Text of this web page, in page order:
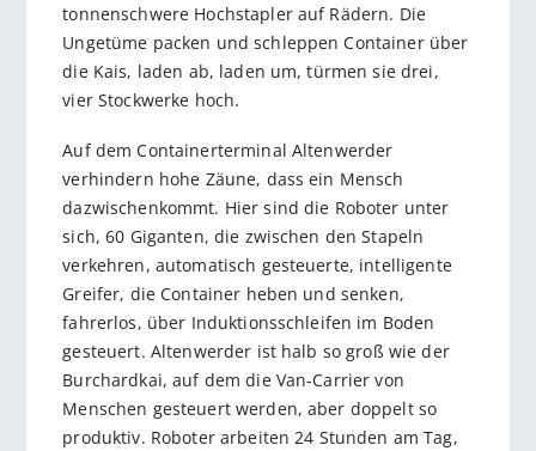
tonnenschwere Hochstapler auf Rädern. Die
Ungetüme packen und schleppen Container über
die Kais, laden ab, laden um, türmen sie drei,
vier Stockwerke hoch.
Auf dem Containerterminal Altenwerder
verhindern hohe Zäune, dass ein Mensch
dazwischenkommt. Hier sind die Roboter unter
sich, 60 Giganten, die zwischen den Stapeln
verkehren, automatisch gesteuerte, intelligente
Greifer, die Container heben und senken,
fahrerlos, über Induktionsschleifen im Boden
gesteuert. Altenwerder ist halb so groß wie der
Burchardkai, auf dem die Van-Carrier von
Menschen gesteuert werden, aber doppelt so
produktiv. Roboter arbeiten 24 Stunden am Tag,